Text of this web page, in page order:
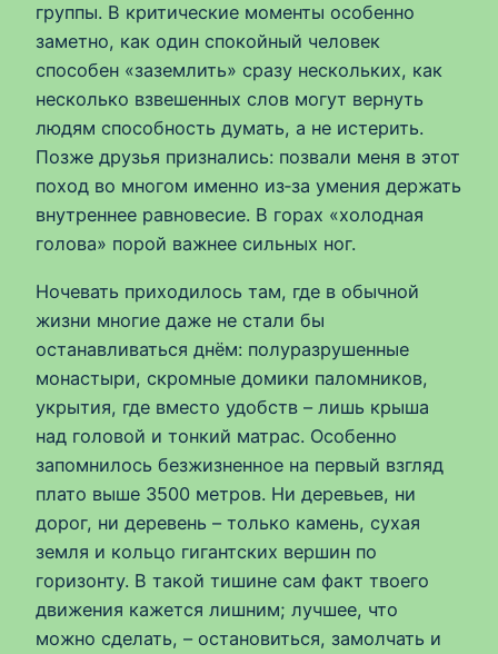
группы. В критические моменты особенно
заметно, как один спокойный человек
способен «заземлить» сразу нескольких, как
несколько взвешенных слов могут вернуть
людям способность думать, а не истерить.
Позже друзья признались: позвали меня в этот
поход во многом именно из‑за умения держать
внутреннее равновесие. В горах «холодная
голова» порой важнее сильных ног.
Ночевать приходилось там, где в обычной
жизни многие даже не стали бы
останавливаться днём: полуразрушенные
монастыри, скромные домики паломников,
укрытия, где вместо удобств – лишь крыша
над головой и тонкий матрас. Особенно
запомнилось безжизненное на первый взгляд
плато выше 3500 метров. Ни деревьев, ни
дорог, ни деревень – только камень, сухая
земля и кольцо гигантских вершин по
горизонту. В такой тишине сам факт твоего
движения кажется лишним; лучшее, что
можно сделать, – остановиться, замолчать и